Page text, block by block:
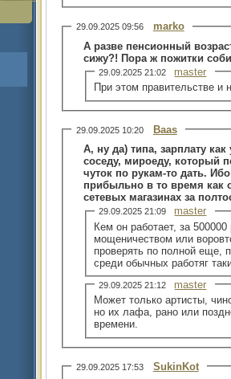
29.09.2025 09:56
marko
А разве пенсионный
сижу?! Пора ж пожитки
29.09.2025 21:02
master
При этом правительстве и
29.09.2025 10:20
Baas
А, ну да) типа, зарплату
соседу, мироеду, который
чуток по рукам-то дать.
прибыльно в то время как
сетевых магазинах за
29.09.2025 21:09
master
Кем он работает, за
мощеничеством или
проверять по полной еще,
среди обычных работяг
29.09.2025 21:12
master
Может только артисты,
но их лафа, рано или
времени.
29.09.2025 17:53
SukinKot